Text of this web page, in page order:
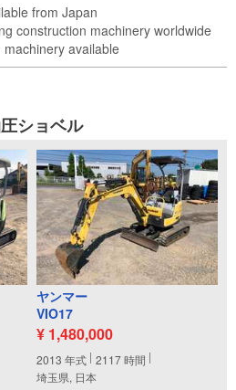
from Japan
construction machinery worldwide
available
ショベル
ヤンマー
VIO17
¥ 1,480,000
2013 年式 2117時間
埼玉県, 日本